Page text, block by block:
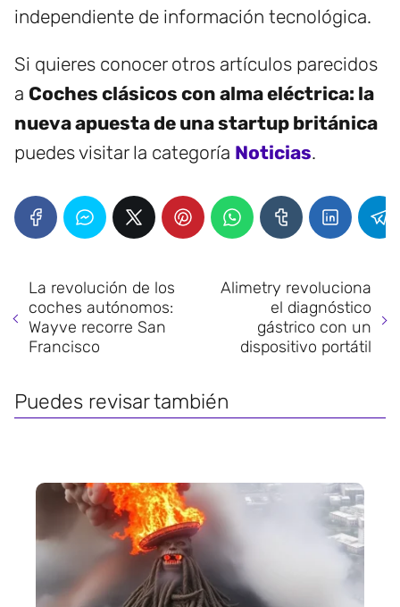
independiente de información tecnológica.
Si quieres conocer otros artículos parecidos
a Coches clásicos con alma eléctrica: la
nueva apuesta de una startup británica
puedes visitar la categoría Noticias.
La revolución de los
coches autónomos:
Wayve recorre San
Francisco
Alimetry revoluciona
el diagnóstico
gástrico con un
dispositivo portátil
Puedes revisar también